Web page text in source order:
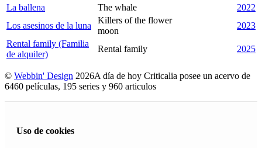
La ballena
The whale
2022
Los asesinos de la luna
Killers of the flower
moon
2023
Rental family (Familia
de alquiler)
Rental family 2025
© Webbin' Design 2026A día de hoy Criticalia posee un acervo de
6460 películas, 195 series y 960 articulos
Uso de cookies